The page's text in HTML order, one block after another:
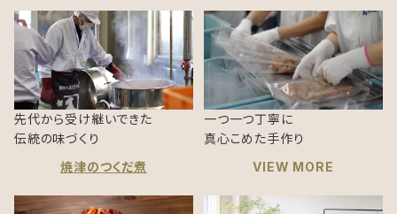
先代から受け継いできた
伝統の味づくり
焼津のつくだ煮
一つ一つ丁寧に
真心こめた手作り
VIEW MORE